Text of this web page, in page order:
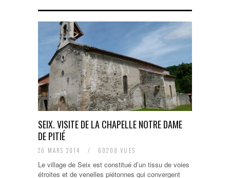
SEIX. VISITE DE LA CHAPELLE NOTRE DAME
DE PITIÉ
26 MARS 2014 / 60208 VUES
Le village de Seix est constitué d’un tissu de voies
étroites et de venelles piétonnes qui convergent